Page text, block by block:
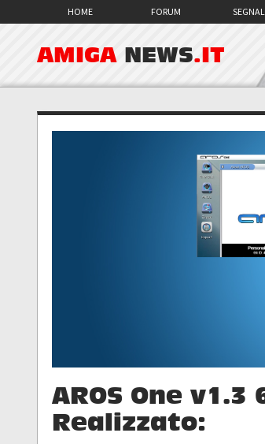
HOME FORUM
AMIGA NEWS.IT
AROS One v1.3
Realizzato: